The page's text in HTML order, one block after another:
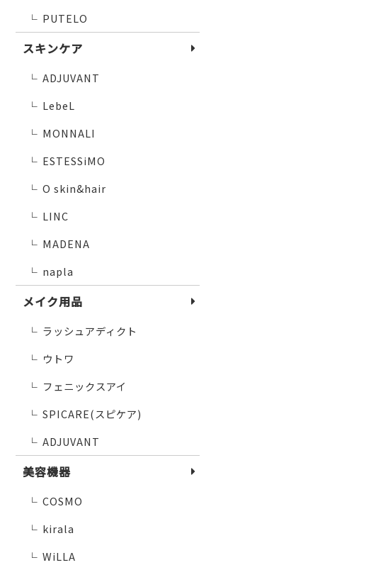
└ PUTELO
スキンケア
└ ADJUVANT
└ LebeL
└ MONNALI
└ ESTESSiMO
└ O skin&hair
└ LINC
└ MADENA
└ napla
メイク用品
└ ラッシュアディクト
└ ウトワ
└ フェニックスアイ
└ SPICARE(スピケア)
└ ADJUVANT
美容機器
└ COSMO
└ kirala
└ WiLLA